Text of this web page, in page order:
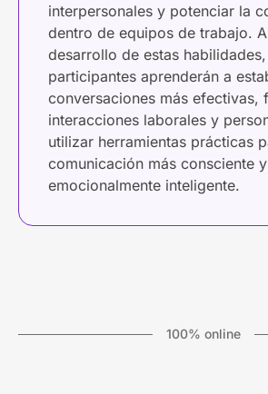
interpersonales y potenciar la
dentro de equipos de trabajo.
desarrollo de estas
participantes aprenderán a
conversaciones más efectivas,
interacciones laborales y
utilizar herramientas prácticas
comunicación más consciente y
emocionalmente inteligente.
100% online